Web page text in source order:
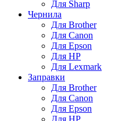
Для Sharp
Чернила
Для Brother
Для Canon
Для Epson
Для HP
Для Lexmark
Заправки
Для Brother
Для Canon
Для Epson
Для HP